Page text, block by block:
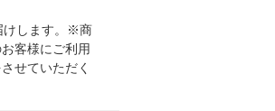
けします。※商
客様にご利用
せていただく